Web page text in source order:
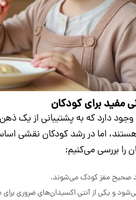
مفید برای کودکان
وجود دارد که به پشتیبانی از
اما در رشد کودکان نقشی
را بررسی می‌کنیم:
صحیح مغز کودک می‌شوند.
و یکی از آنتی ‌اکسیدان‌های ضروری